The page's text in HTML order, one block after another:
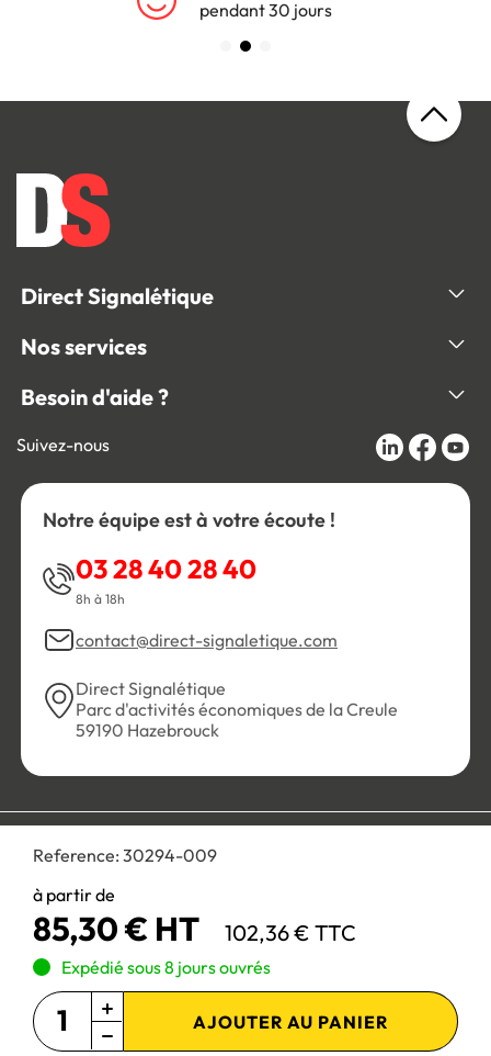
Reference: 30294-009
à partir de
85,30 € HT 102,36 € TTC
Expédié sous 8 jours ouvrés
AJOUTER AU PANIER
pendant 30 jours
Direct Signalétique
Nos services
Besoin d'aide ?
Suivez-nous
Notre équipe est à votre écoute !
03 28 40 28 40
8h à 18h
contact@direct-signaletique.com
Direct Signalétique
Parc d'activités économiques de la Creule
59190 Hazebrouck
Personnaliser les cookies
Paiement 100% sécurisé :
Site réservé aux professionnels